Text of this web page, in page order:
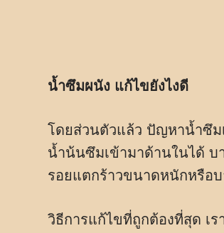
น้ำซึมผนัง แก้ไขยังไงดี
โดยส่วนตัวแล้ว ปัญหาน้ำซึ
น้ำน้นซึมเข้ามาด้านในได้ บ
รอยแตกร้าวขนาดหนักหรือ
วิธีการแก้ไขที่ถูกต้องที่สุด